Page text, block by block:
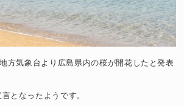
方気象台より広島県内の桜が開花したと発表
となったようです。